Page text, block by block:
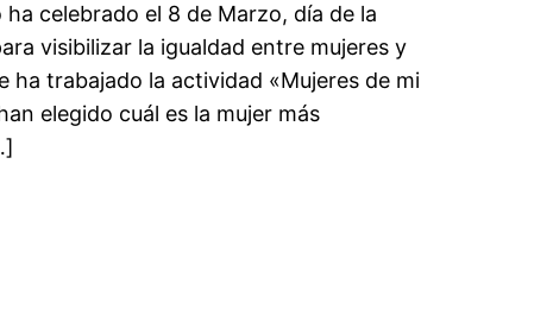
celebrado el 8 de Marzo, día de la
visibilizar la igualdad entre mujeres y
ha trabajado la actividad «Mujeres de mi
elegido cuál es la mujer más